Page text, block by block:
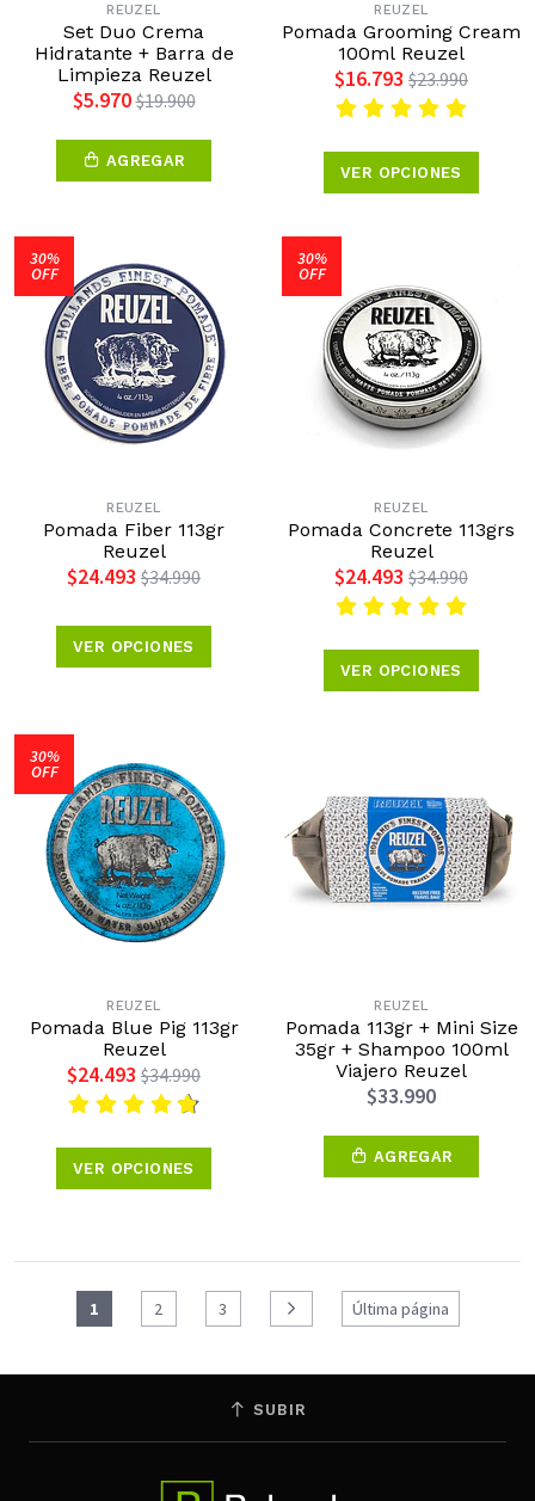
REUZEL
Set Duo Crema
Hidratante + Barra de
Limpieza Reuzel
$5.970 $19.900
AGREGAR
REUZEL
Pomada Grooming Cream
100ml Reuzel
$16.793 $23.990
VER OPCIONES
30%
OFF
REUZEL
Pomada Fiber 113gr
Reuzel
$24.493 $34.990
VER OPCIONES
30%
OFF
REUZEL
Pomada Concrete 113grs
Reuzel
$24.493 $34.990
VER OPCIONES
30%
OFF
REUZEL
Pomada Blue Pig 113gr
Reuzel
$24.493 $34.990
VER OPCIONES
REUZEL
Pomada 113gr + Mini Size
35gr + Shampoo 100ml
Viajero Reuzel
$33.990
AGREGAR
1 2 3 Última página
SUBIR